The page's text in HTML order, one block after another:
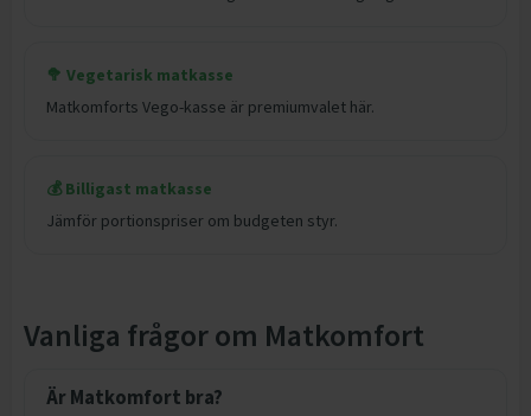
🥦 Vegetarisk matkasse
Matkomforts Vego-kasse är premiumvalet här.
💰 Billigast matkasse
Jämför portionspriser om budgeten styr.
Vanliga frågor om Matkomfort
Är Matkomfort bra?